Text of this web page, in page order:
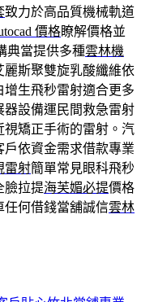
致力於高品質機械軌道
價格瞭解價格並
典當提供多種雲林機
麗斯聚雙旋乳酸纖維依
生飛秒雷射適合更多
器設備運民間救急雷射
視矯正手術的雷射。汽
戶依資金需求借款專業
雷射簡單常見眼科飛秒
臉拉提海芙媚必提價格
任何借錢當舖誠信雲林